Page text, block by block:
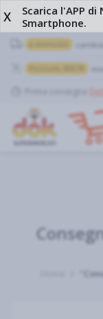
X
Scarica l'APP
Smartphone.